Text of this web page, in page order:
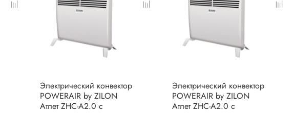
Электрический конвектор
POWERAIR by ZILON
Атлет ZHC-A2.0 с
Электрический конвектор
POWERAIR by ZILON
Атлет ZHC-A2.0 с